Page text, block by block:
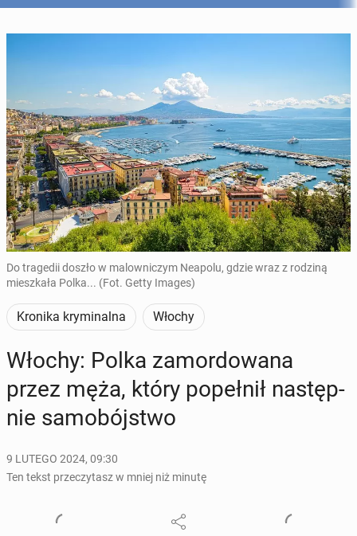
Do tragedii doszło w malowniczym Neapolu, gdzie wraz z rodziną
mieszkała Polka... (Fot. Getty Images)
Kronika kryminalna Włochy
Włochy: Polka za­mor­do­wa­na
przez męża, który po­peł­nił na­stęp­
nie sa­mo­bój­stwo
9 LUTEGO 2024, 09:30
Ten tekst przeczytasz w mniej niż minutę